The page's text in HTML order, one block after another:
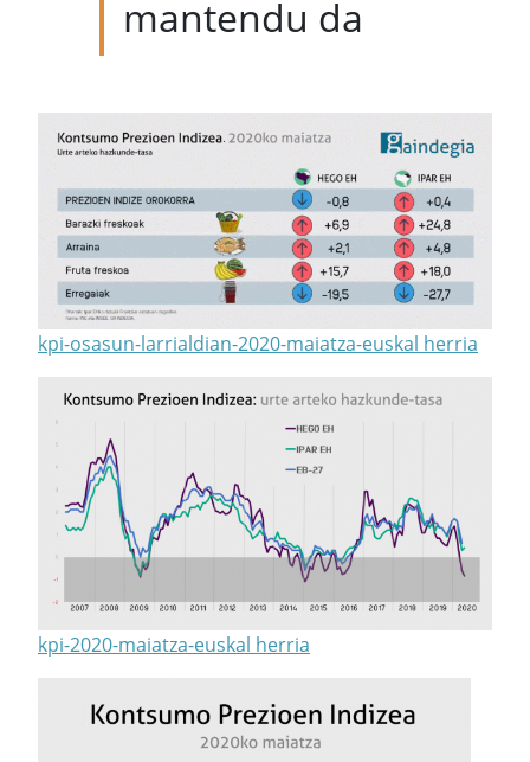
mantendu da
kpi-osasun-larrialdian-2020-maiatza-euskal herria
kpi-2020-maiatza-euskal herria